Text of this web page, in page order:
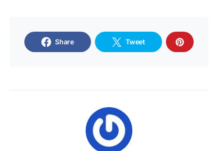
Share Tweet